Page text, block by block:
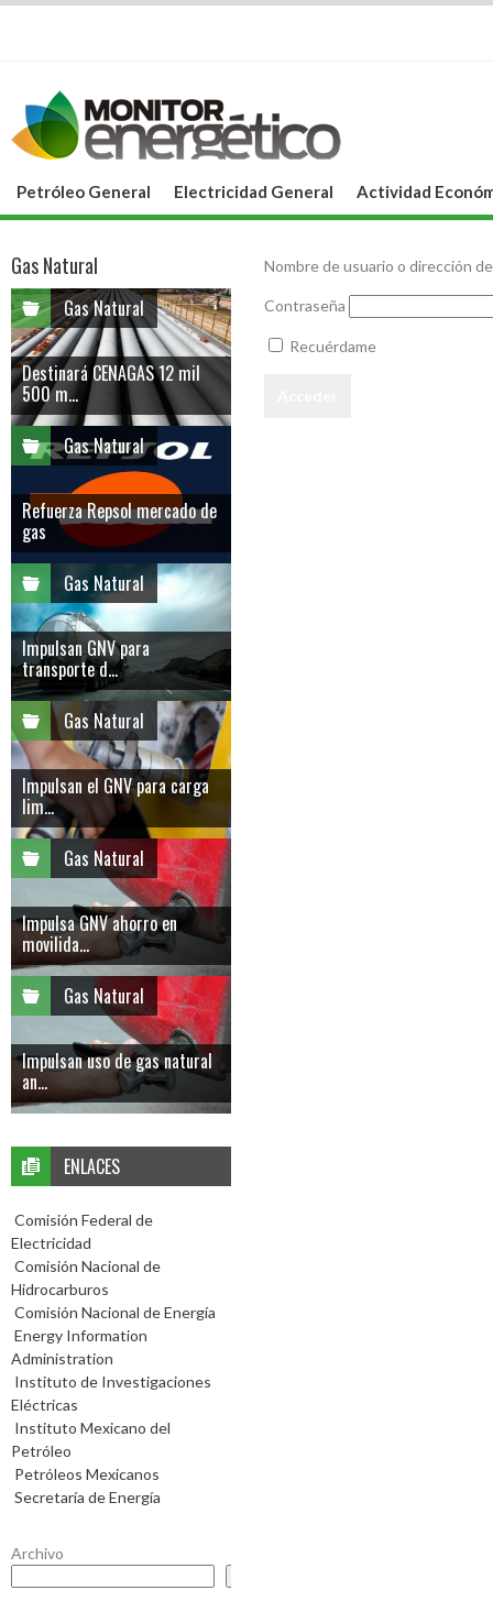
Petróleo General Electricidad General Actividad
Nombre de usuario o dirección
Contraseña
Recuérdame
Gas Natural
Gas Natural
Destinará CENAGAS 12 mil
500 m...
Gas Natural
Refuerza Repsol mercado de
gas
Gas Natural
Impulsan GNV para
transporte d...
Gas Natural
Impulsan el GNV para carga
lim...
Gas Natural
Impulsa GNV ahorro en
movilida...
Gas Natural
Impulsan uso de gas natural
an...
ENLACES
Comisión Federal de
Electricidad
Comisión Nacional de
Hidrocarburos
Comisión Nacional de Energía
Energy Information
Administration
Instituto de Investigaciones
Eléctricas
Instituto Mexicano del
Petróleo
Petróleos Mexicanos
Secretaría de Energía
Archivo